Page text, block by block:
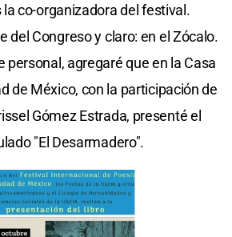
co-organizadora del festival.
del Congreso y claro: en el Zócalo.
personal, agregaré que en la Casa
de México, con la participación de
Gómez Estrada, presenté el
"El Desarmadero".